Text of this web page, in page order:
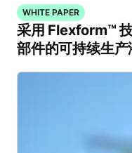
WHITE PAPER
采用 Flexform™
部件的可持续生产